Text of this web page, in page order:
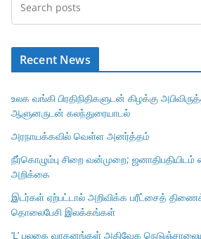
Recent News
உலக வங்கி பிரதிநிதிகளுடன் கிழக்கு
ஆளுனருடன் கலந்துரையாடல்
அரநாயக்கவில் வெள்ள அனர்த்தம்
நீர்கொழும்பு சிறை வன்முறை;
அறிக்கை
இடர்கள் ஏற்பட்டால் அறிவிக்க பரீட்சைத்
தொலைபேசி இலக்கங்கள்
‘L’ பலகை வாகனங்கள் அதிவேக